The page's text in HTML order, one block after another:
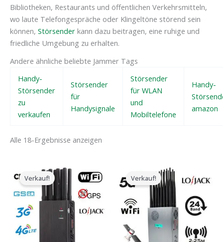
Bibliotheken, Restaurants und öffentlichen Verkehrsmitteln,
wo laute Telefongespräche oder Klingeltöne störend sein
können, Störsender kann dazu beitragen, eine ruhige und
friedliche Umgebung zu erhalten.
Andere ähnliche beliebte Jammer Tags
Handy-
Störsender
zu
verkaufen
Störsender
für
Handysignale
Störsender
für WLAN
und
Mobiltelefone
Handy-
amazon
Alle 18-Ergebnisse anzeigen
Verkauf!
ursprüngliche
Preis
war:
$599.00.
aktuelle
Preis
ist:
$219.99.
Verkauf!
ursprüngliche
Preis
war:
$1,599.00.
aktuelle
Preis
$829.88.